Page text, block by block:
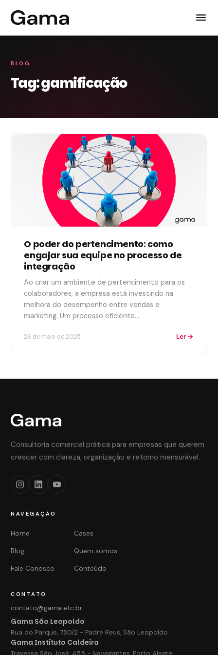
BLOG
Tag: gamificação
O poder do pertencimento: como
engajar sua equipe no processo de
integração
Ao criar um ambiente de pertencimento para os
colaboradores, a empresa está investindo na
melhora do desempenho entre vendas e
marketing. Um processo eficiente…
26 de maio de 2025 Ler
Consultoria comercial prática para empresas que querem
crescer com clareza, organização e retorno mensurável.
NAVEGAÇÃO
Home
Cases
Blog
Quem somos
Fale Conosco
Conteúdo
CONTATO
contato@gama.etc.br
Gama São Leopoldo
Rua do Parque, 780/2 - Padre Reus, São Leopoldo
Gama Instituto Caldeira
Travessa São José, 455 - Navegantes, Porto Alegre